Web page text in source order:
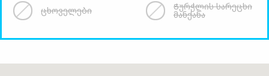
ცხოველები Ჭურჭლის სარეცხი
მანქანა